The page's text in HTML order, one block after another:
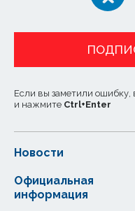
Если вы заметили ошибку,
и нажмите Ctrl+Enter
Новости
Официальная
информация